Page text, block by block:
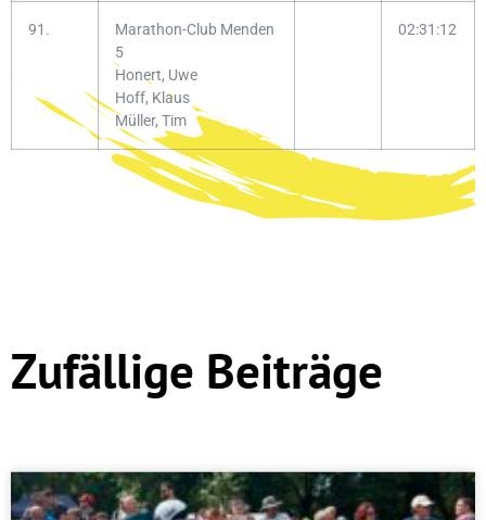
91.
Marathon-Club Menden
5
Honert, Uwe
Hoff, Klaus
Müller, Tim
02:31:12
Zufällige Beiträge